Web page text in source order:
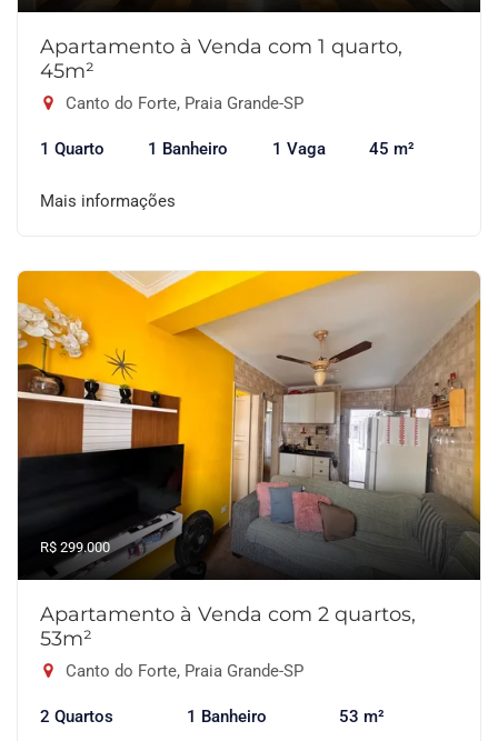
Apartamento à Venda com 1 quarto,
45m²
Canto do Forte, Praia Grande-SP
1 Quarto 1 Banheiro 1 Vaga 45 m²
Mais informações
R$ 299.000
Apartamento à Venda com 2 quartos,
53m²
Canto do Forte, Praia Grande-SP
2 Quartos 1 Banheiro 53 m²